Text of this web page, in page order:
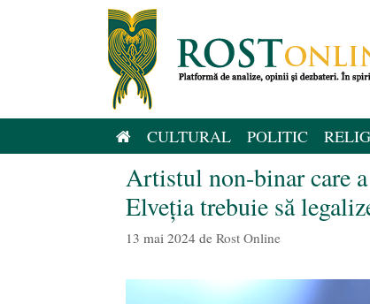
CULTURAL POLITIC
Artistul non-binar care
Elveția trebuie să
13 mai 2024 de Rost Online